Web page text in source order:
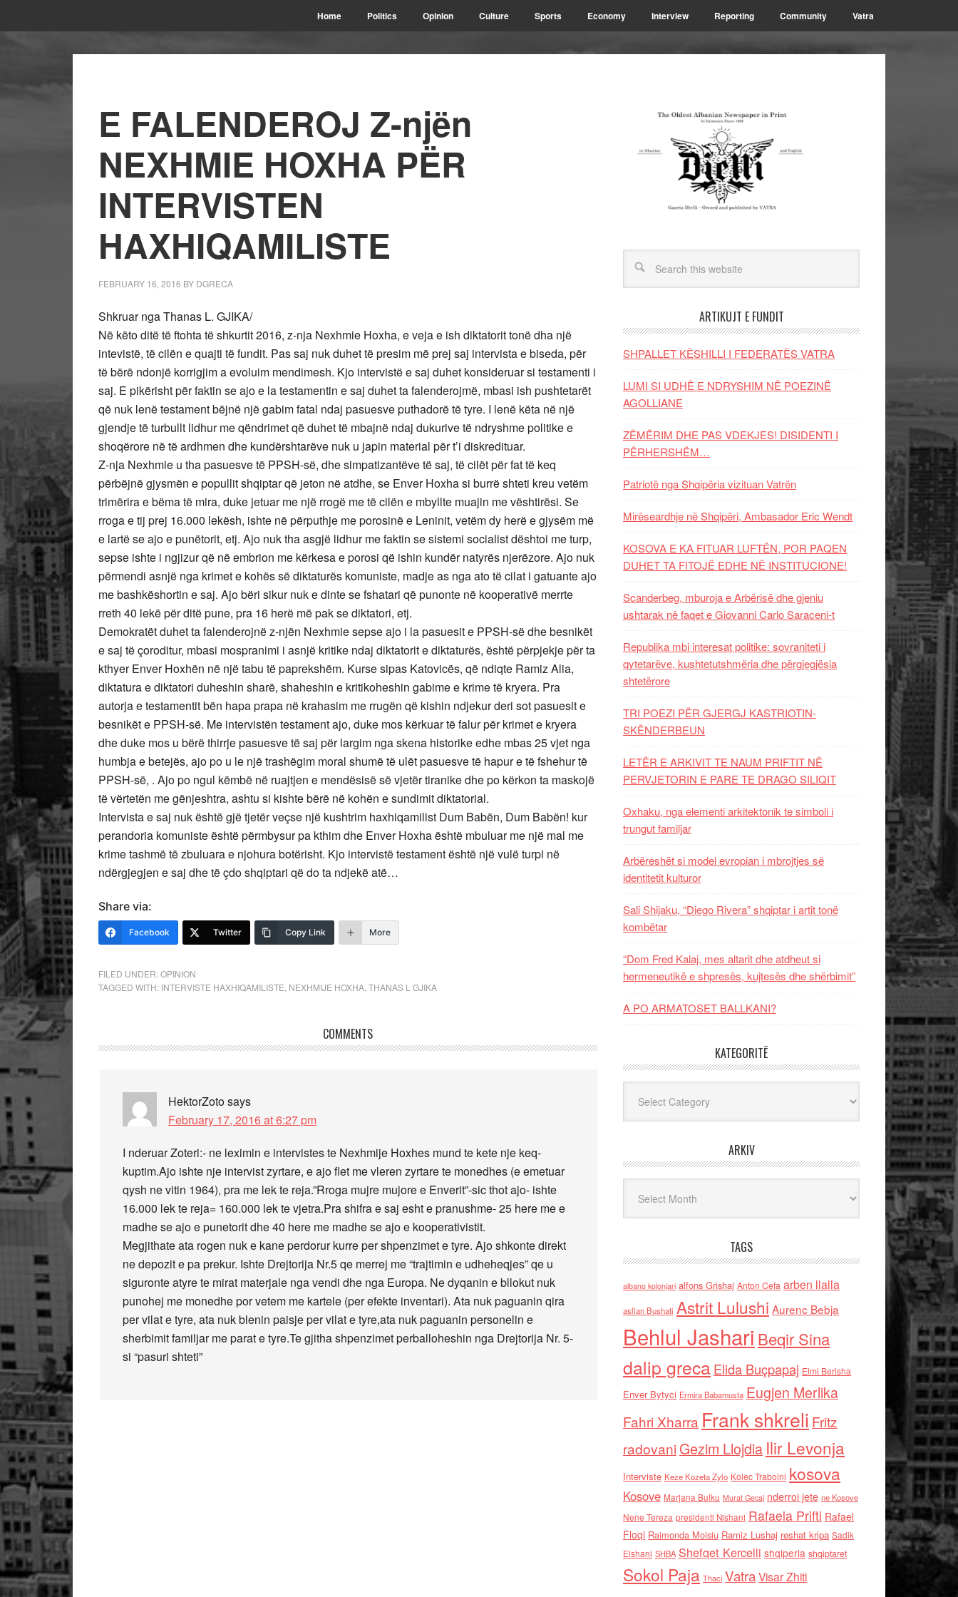
Home Politics Opinion Culture Sports Economy Interview Reporting Community Vatra
E FALENDEROJ Z-njën
NEXHMIE HOXHA PËR
INTERVISTEN
HAXHIQAMILISTE
FEBRUARY 16, 2016 BY DGRECA
Shkruar nga Thanas L. GJIKA/
Në këto ditë të ftohta të shkurtit 2016, z-nja Nexhmie Hoxha, e veja e ish diktatorit tonë dha një
intevistë, të cilën e quajti të fundit. Pas saj nuk duhet të presim më prej saj intervista e biseda, për
të bërë ndonjë korrigjim a evoluim mendimesh. Kjo intervistë e saj duhet konsideruar si testamenti i
saj. E pikërisht për faktin se ajo e la testamentin e saj duhet ta falenderojmë, mbasi ish pushtetarët
që nuk lenë testament bëjnë një gabim fatal ndaj pasuesve puthadorë të tyre. I lenë këta në një
gjendje të turbullt lidhur me qëndrimet që duhet të mbajnë ndaj dukurive të ndryshme politike e
shoqërore në të ardhmen dhe kundërshtarëve nuk u japin material për t’i diskredituar.
Z-nja Nexhmie u tha pasuesve të PPSH-së, dhe simpatizantëve të saj, të cilët për fat të keq
përbëjnë gjysmën e popullit shqiptar që jeton në atdhe, se Enver Hoxha si burrë shteti kreu vetëm
trimërira e bëma të mira, duke jetuar me një rrogë me të cilën e mbyllte muajin me vështirësi. Se
rroga e tij prej 16.000 lekësh, ishte në përputhje me porosinë e Leninit, vetëm dy herë e gjysëm më
e lartë se ajo e punëtorit, etj. Ajo nuk tha asgjë lidhur me faktin se sistemi socialist dështoi me turp,
sepse ishte i ngjizur që në embrion me kërkesa e porosi që ishin kundër natyrës njerëzore. Ajo nuk
përmendi asnjë nga krimet e kohës së diktaturës komuniste, madje as nga ato të cilat i gatuante ajo
me bashkëshortin e saj. Ajo bëri sikur nuk e dinte se fshatari që punonte në kooperativë merrte
rreth 40 lekë për ditë pune, pra 16 herë më pak se diktatori, etj.
Demokratët duhet ta falenderojnë z-njën Nexhmie sepse ajo i la pasuesit e PPSH-së dhe besnikët
e saj të çoroditur, mbasi mospranimi i asnjë kritike ndaj diktatorit e diktaturës, është përpjekje për ta
kthyer Enver Hoxhën në një tabu të paprekshëm. Kurse sipas Katovicës, që ndiqte Ramiz Alia,
diktatura e diktatori duheshin sharë, shaheshin e kritikoheshin gabime e krime të kryera. Pra
autorja e testamentit bën hapa prapa në krahasim me rrugën që kishin ndjekur deri sot pasuesit e
besnikët e PPSH-së. Me intervistën testament ajo, duke mos kërkuar të falur për krimet e kryera
dhe duke mos u bërë thirrje pasuesve të saj për largim nga skena historike edhe mbas 25 vjet nga
humbja e betejës, ajo po u le një trashëgim moral shumë të ulët pasuesve të hapur e të fshehur të
PPSH-së, . Ajo po ngul këmbë në ruajtjen e mendësisë së vjetër tiranike dhe po kërkon ta maskojë
të vërtetën me gënjeshtra, ashtu si kishte bërë në kohën e sundimit diktatorial.
Intervista e saj nuk është gjë tjetër veçse një kushtrim haxhiqamilist Dum Babën, Dum Babën! kur
perandoria komuniste është përmbysur pa kthim dhe Enver Hoxha është mbuluar me një mal me
krime tashmë të zbuluara e njohura botërisht. Kjo intervistë testament është një vulë turpi në
ndërgjegjen e saj dhe të çdo shqiptari që do ta ndjekë atë…
Share via:
Facebook Twitter Copy Link More
FILED UNDER:OPINION
TAGGED WITH: INTERVISTE HAXHIQAMILISTE NEXHMIJE HOXHA THANAS L GJIKA
COMMENTS
HektorZotosays
February 17, 2016 at 6:27 pm
I nderuar Zoteri:- ne leximin e intervistes te Nexhmije Hoxhes mund te kete nje keq-
kuptim.Ajo ishte nje intervist zyrtare, e ajo flet me vleren zyrtare te monedhes (e emetuar
qysh ne vitin 1964), pra me lek te reja.”Rroga mujre mujore e Enverit”-sic thot ajo- ishte
16.000 lek te reja= 160.000 lek te vjetra.Pra shifra e saj esht e pranushme- 25 here me e
madhe se ajo e punetorit dhe 40 here me madhe se ajo e kooperativistit.
Megjithate ata rogen nuk e kane perdorur kurre per shpenzimet e tyre. Ajo shkonte direkt
ne depozit e pa prekur. Ishte Drejtorija Nr.5 qe merrej me “trajtimin e udheheqjes” qe u
siguronte atyre te mirat materjale nga vendi dhe nga Europa. Ne dyqanin e bllokut nuk
punohej me monedhe por vetem me kartele (per efekte inventari). Ata nuk paguanin qira
per vilat e tyre, ata nuk blenin paisje per vilat e tyre,ata nuk paguanin personelin e
sherbimit familjar me parat e tyre.Te gjitha shpenzimet perballoheshin nga Drejtorija Nr. 5-
si “pasuri shteti”
ARTIKUJT E FUNDIT
SHPALLET KËSHILLI I FEDERATËS VATRA
LUMI SI UDHË E NDRYSHIM NË POEZINË
AGOLLIANE
ZËMËRIM DHE PAS VDEKJES! DISIDENTI I
PËRHERSHËM…
Patriotë nga Shqipëria vizituan Vatrën
Mirëseardhje në Shqipëri, Ambasador Eric Wendt
KOSOVA E KA FITUAR LUFTËN, POR PAQEN
DUHET TA FITOJË EDHE NË INSTITUCIONE!
Scanderbeg, mburoja e Arbërisë dhe gjeniu
ushtarak në faqet e Giovanni Carlo Saraceni-t
Republika mbi interesat politike: sovraniteti i
qytetarëve, kushtetutshmëria dhe përgjegjësia
shtetërore
TRI POEZI PËR GJERGJ KASTRIOTIN-
SKËNDERBEUN
LETËR E ARKIVIT TE NAUM PRIFTIT NË
PERVJETORIN E PARE TE DRAGO SILIQIT
Oxhaku, nga elementi arkitektonik te simboli i
trungut familjar
Arbëreshët si model evropian i mbrojtjes së
identitetit kulturor
Sali Shijaku, “Diego Rivera” shqiptar i artit tonë
kombëtar
“Dom Fred Kalaj, mes altarit dhe atdheut si
hermeneutikë e shpresës, kujtesës dhe shërbimit”
A PO ARMATOSET BALLKANI?
KATEGORITË
ARKIV
TAGS
albano kolonjari alfons Grishaj Anton Cefa arben llalla
asllan Bushati Astrit Lulushi Aurenc Bebja
Behlul Jashari Beqir Sina
dalip grecaElida Buçpapaj Elmi Berisha
Enver Bytyci Ermira Babamusta Eugjen Merlika
Fahri Xharra Frank shkreli Fritz
radovaniGezim Llojdia Ilir Levonja
Interviste Keze Kozeta Zylo Kolec Traboini kosova
Kosove Marjana Bulku Murat Gecaj nderroi jete ne Kosove
Nene Tereza presidenti Nishani Rafaela Prifti Rafael
Floqi Raimonda Moisiu Ramiz Lushaj reshat kripa Sadik
Elshani SHBA Shefqet Kercelli shqiperia shqiptaret
Sokol Paja Thaci VatraVisar Zhiti